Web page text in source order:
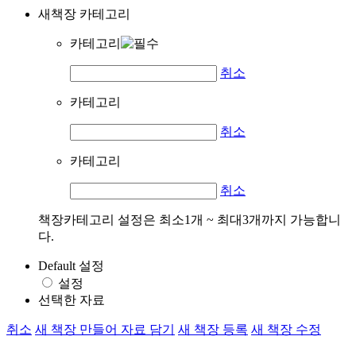
새책장 카테고리
카테고리
취소
카테고리
취소
카테고리
취소
책장카테고리 설정은 최소1개 ~ 최대3개까지 가능합니
다.
Default 설정
설정
선택한 자료
취소 새 책장 만들어 자료 담기 새 책장 등록 새 책장 수정